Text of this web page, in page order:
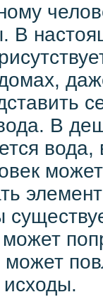
В
В
может
исходы.